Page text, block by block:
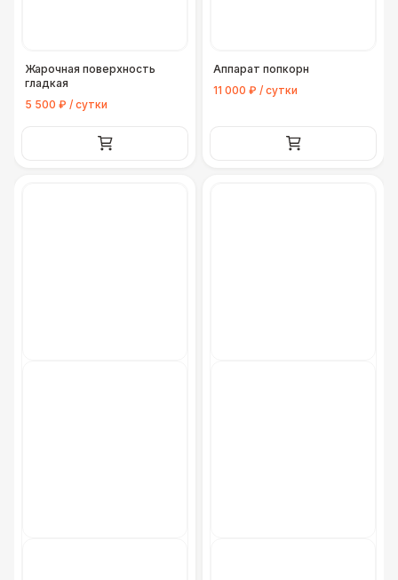
Жарочная поверхность
гладкая
5 500 ₽ / сутки
Аппарат попкорн
11 000 ₽ / сутки